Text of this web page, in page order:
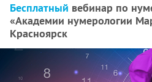
Бесплатный вебинар по
«Академии нумерологии
Красноярск